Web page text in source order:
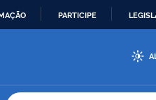
PARTICIPE